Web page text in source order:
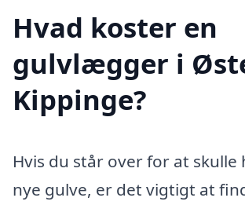
Hvad koster en
gulvlægger i
Kippinge?
Hvis du står over for at skulle
nye gulve, er det vigtigt at